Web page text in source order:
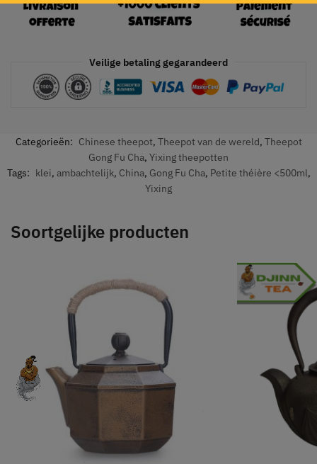
Veilige betaling gegarandeerd
Categorieën: Chinese theepot, Theepot van de wereld, Theepot
Gong Fu Cha, Yixing theepotten
Tags: klei, ambachtelijk, China, Gong Fu Cha, Petite théière <500ml,
Yixing
Soortgelijke producten